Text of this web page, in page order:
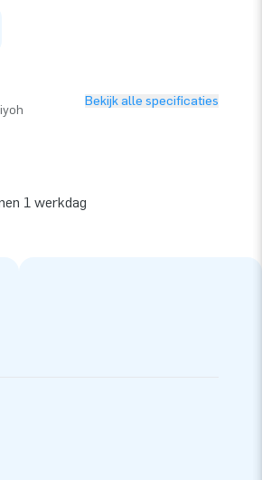
Bekijk alle specificaties
1 werkdag